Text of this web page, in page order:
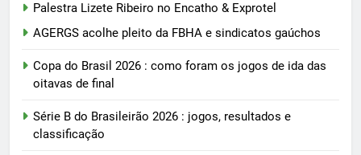
Palestra Lizete Ribeiro no Encatho & Exprotel
AGERGS acolhe pleito da FBHA e sindicatos gaúchos
Copa do Brasil 2026 : como foram os jogos de ida das
oitavas de final
Série B do Brasileirão 2026 : jogos, resultados e
classificação